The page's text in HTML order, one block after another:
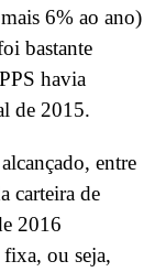
6% ao ano)
bastante
havia
de 2015.
entre
carteira de
2016
fixa, ou seja,